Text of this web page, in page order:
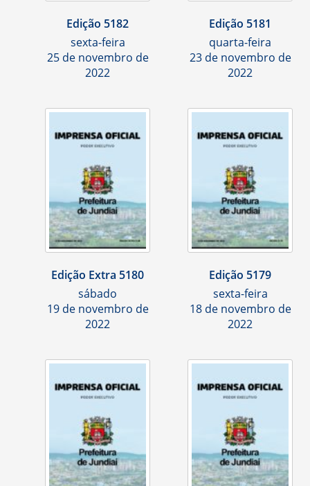
Edição 5182
sexta-feira
25 de novembro de
2022
Edição 5181
quarta-feira
23 de novembro de
2022
Edição Extra 5180
sábado
19 de novembro de
2022
Edição 5179
sexta-feira
18 de novembro de
2022